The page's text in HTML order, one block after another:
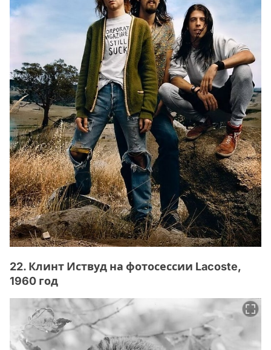
22. Клинт Иствуд на фотосессии Lacoste,
1960 год